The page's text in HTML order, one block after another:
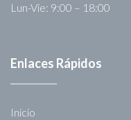
Lun-Vie: 9:00 – 18:00
Enlaces Rápidos
Inicio